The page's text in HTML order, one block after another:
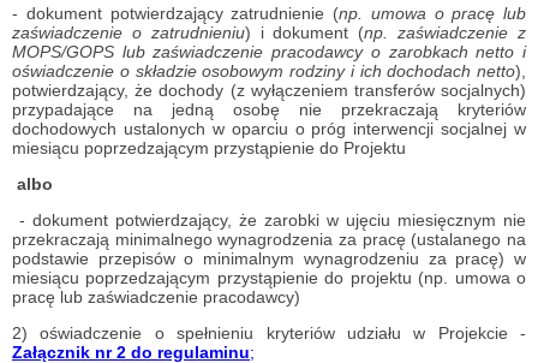
- dokument potwierdzający zatrudnienie (np. umowa o pracę lub
zaświadczenie o zatrudnieniu) i dokument (np. zaświadczenie z
MOPS/GOPS lub zaświadczenie pracodawcy o zarobkach netto i
oświadczenie o składzie osobowym rodziny i ich dochodach netto),
potwierdzający, że dochody (z wyłączeniem transferów socjalnych)
przypadające na jedną osobę nie przekraczają kryteriów
dochodowych ustalonych w oparciu o próg interwencji socjalnej w
miesiącu poprzedzającym przystąpienie do Projektu
albo
- dokument potwierdzający, że zarobki w ujęciu miesięcznym nie
przekraczają minimalnego wynagrodzenia za pracę (ustalanego na
podstawie przepisów o minimalnym wynagrodzeniu za pracę) w
miesiącu poprzedzającym przystąpienie do projektu (np. umowa o
pracę lub zaświadczenie pracodawcy)
2) oświadczenie o spełnieniu kryteriów udziału w Projekcie -
Załącznik nr 2 do regulaminu;